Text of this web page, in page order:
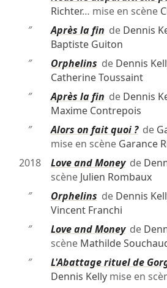
Richter… mise en scène
″
Après la fin de Dennis
Baptiste Guiton
″
Orphelins de Dennis
Catherine Toussaint
″
Après la fin de Dennis
Maxime Contrepois
″
Alors on fait quoi ?de
mise en scène Garance
2018
Love and Moneyde
scène Julien Rombaux
″
Orphelins de Dennis
Vincent Franchi
″
Love and Moneyde
scène Mathilde
″
L'Abattage rituel de
Dennis Kellymise en